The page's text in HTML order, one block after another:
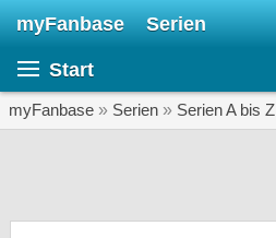
myFanbase Serien
Start
myFanbase » Serien » Serien A bis Z
SERIEN